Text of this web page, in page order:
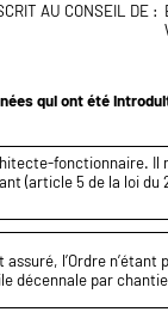
AU CONSEIL DE :
qui ont été
fonctionnaire. Il
(article 5 de la loi
l’Ordre n’étant
décennale par